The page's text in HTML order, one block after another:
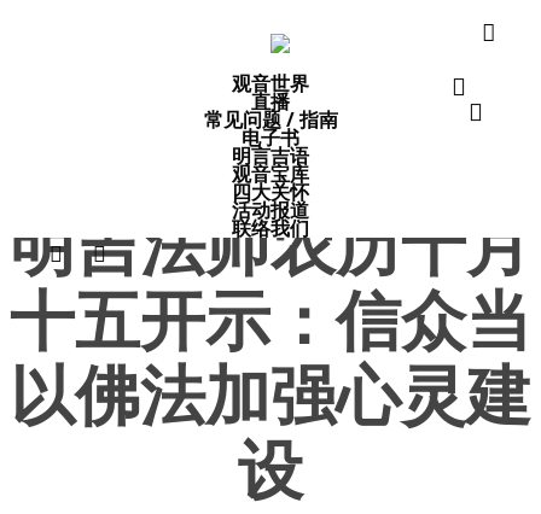
观音世界
直播
常见问题 / 指南
电子书
明言吉语
观音宝库
四大关怀
活动报道
联络我们
facebook
youtube
佛法开示
明吉法师农历十月
十五开示：信众当
以佛法加强心灵建
设